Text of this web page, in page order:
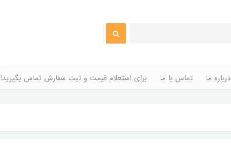
درباره ما تماس با ما برای استعلام قیمت و ثبت سفارش تماس بگیرید!